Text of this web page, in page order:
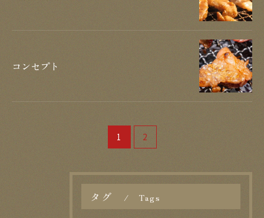
コンセプト
1 2
タグ Tags